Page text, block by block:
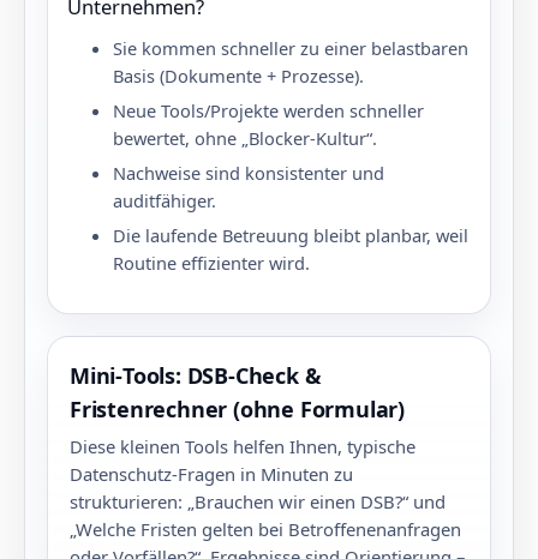
Unternehmen?
Sie kommen schneller zu einer belastbaren
Basis (Dokumente + Prozesse).
Neue Tools/Projekte werden schneller
bewertet, ohne „Blocker‑Kultur“.
Nachweise sind konsistenter und
auditfähiger.
Die laufende Betreuung bleibt planbar, weil
Routine effizienter wird.
Mini‑Tools: DSB‑Check &
Fristenrechner (ohne Formular)
Diese kleinen Tools helfen Ihnen, typische
Datenschutz‑Fragen in Minuten zu
strukturieren: „Brauchen wir einen DSB?“ und
„Welche Fristen gelten bei Betroffenenanfragen